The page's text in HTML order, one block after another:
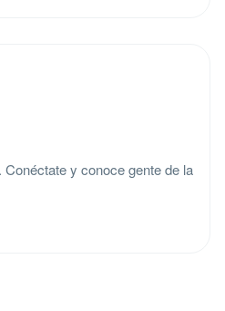
y conoce gente de la